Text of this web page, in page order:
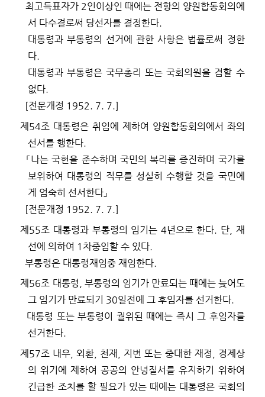
최고득표자가 2인이상인 때에는 전항의 양원합동회의에
서 다수결로써 당선자를 결정한다.
대통령과 부통령의 선거에 관한 사항은 법률로써 정한
다.
대통령과 부통령은 국무총리 또는 국회의원을 겸할 수
없다.
[전문개정 1952. 7. 7.]
제 54조 대통령은 취임에 제하여 양원합동회의에서 좌의
선서를 행한다.
「나는 국헌을 준수하며 국민의 복리를 증진하며 국가를
보위하여 대통령의 직무를 성실히 수행할 것을 국민에
게 엄숙히 선서한다 」
[전문개정 1952. 7. 7.]
제 55조 대통령과 부통령의 임기는 4년으로 한다 단, 재
선에 의하여 1 차중임할 수 있다
부통령은 대통령재임중 재임한다
제 56조 대통령 부통령의 임기가 만료되는 때에는 늦어도
그 임기가 만료되기 30일전에 그 후임자를 선거한다.
대통령 또는 부통령이 궐위된 때에는 즉시 그 후임자를
선거한다.
제 57조 내우 ,외환 천재 지변 또는 중대한 재정
경제상
의 위기에 제하여 공공의 안녕질서를 유지하기 위하여
긴급한 조치를 할 필요가 있는 때에는 대통령은 국회의